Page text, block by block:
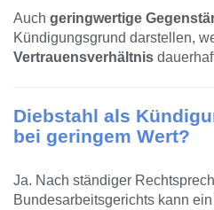
Auch geringwertige
Kündigungsgrund darstellen,
Vertrauensverhältnis
Diebstahl als
bei geringem Wert?
Ja. Nach ständiger
Bundesarbeitsgerichts kann